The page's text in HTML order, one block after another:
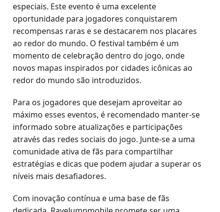
especiais. Este evento é uma excelente
oportunidade para jogadores conquistarem
recompensas raras e se destacarem nos placares
ao redor do mundo. O festival também é um
momento de celebração dentro do jogo, onde
novos mapas inspirados por cidades icônicas ao
redor do mundo são introduzidos.
Para os jogadores que desejam aproveitar ao
máximo esses eventos, é recomendado manter-se
informado sobre atualizações e participações
através das redes sociais do jogo. Junte-se a uma
comunidade ativa de fãs para compartilhar
estratégias e dicas que podem ajudar a superar os
níveis mais desafiadores.
Com inovação contínua e uma base de fãs